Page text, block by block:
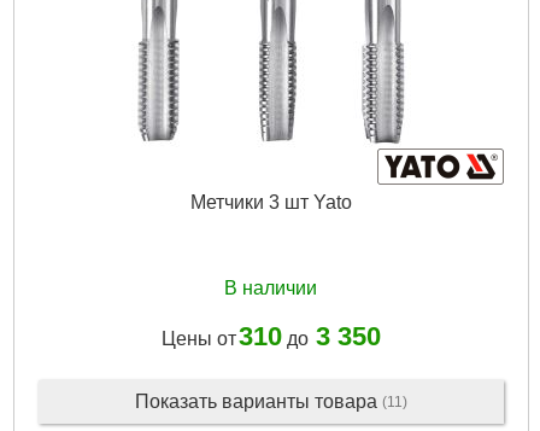
Метчики 3 шт Yato
В наличии
Цены от310до 3 350
Показать варианты товара (11)